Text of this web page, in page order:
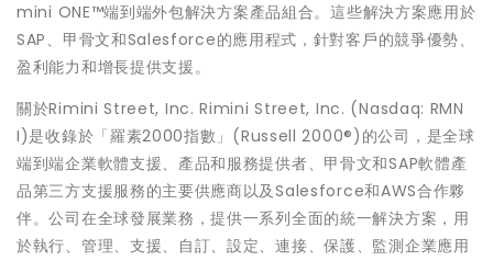
mini ONE™端到端外包解決方案產品組合。這些解決方案應用於
SAP、甲骨文和Salesforce的應用程式，針對客戶的競爭優勢、
盈利能力和增長提供支援。
關於Rimini Street, Inc. Rimini Street, Inc. (Nasdaq: RMN
I)是收錄於「羅素2000指數」(Russell 2000®)的公司，是全球
端到端企業軟體支援、產品和服務提供者、甲骨文和SAP軟體產
品第三方支援服務的主要供應商以及Salesforce和AWS合作夥
伴。公司在全球發展業務，提供一系列全面的統一解決方案，用
於執行、管理、支援、自訂、設定、連接、保護、監測企業應用